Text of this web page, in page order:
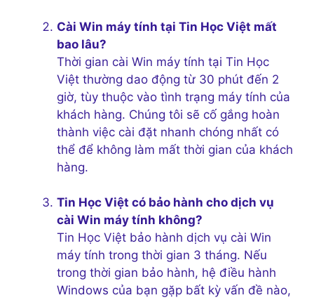
Cài Win máy tính tại Tin Học Việt mất
bao lâu?
Thời gian cài Win máy tính tại Tin Học
Việt thường dao động từ 30 phút đến 2
giờ, tùy thuộc vào tình trạng máy tính của
khách hàng. Chúng tôi sẽ cố gắng hoàn
thành việc cài đặt nhanh chóng nhất có
thể để không làm mất thời gian của khách
hàng.
Tin Học Việt có bảo hành cho dịch vụ
cài Win máy tính không?
Tin Học Việt bảo hành dịch vụ cài Win
máy tính trong thời gian 3 tháng. Nếu
trong thời gian bảo hành, hệ điều hành
Windows của bạn gặp bất kỳ vấn đề nào,